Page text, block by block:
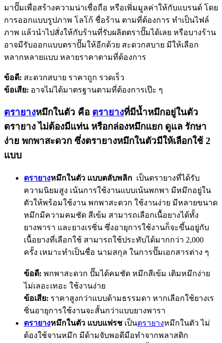
มาปั๊มเพื่อสร้างความน่าเชื่อถือ หรือเพิ่มมูลค่าให้กับแบรนด์ โดย
การออกแบบรูปภาพ โลโก้ ชื่อร้าน ตามที่ต้องการ ทำเป็นไฟล์
ภาพ แล้วนำไปสั่งให้กับร้านที่รับผลิตตราปั๊มได้เลย หรือบางร้าน
อาจมีรับออกแบบตราปั๊มให้อีกด้วย สะดวกสบาย มีให้เลือก
หลากหลายแบบ หลายราคาตามที่ต้องการ
ข้อดี: สะดวกสบาย ราคาถูก รวดเร็ว
ข้อเสีย: อาจไม่ได้มาตรฐานตามที่ต้องการเป๊ะ ๆ
ตรายางหมึกในตัว คือ ตรายางที่มีน้ำหมึกอยู่ในตัว
ตรายาง ไม่ต้องมีแท่น หรือกล่องหมึกแยก ดูแล รักษา
ง่าย พกพาสะดวก ซึ่งตรายางหมึกในตัวมีให้เลือกใช้ 2
แบบ
ตรายางหมึกในตัว แบบตลับพลิก เป็นตรายางที่ได้รับ
ความนิยมสูง เน้นการใช้งานแบบเน้นพกพา มีหมึกอยู่ใน
ตัวให้พร้อมใช้งาน พกพาสะดวก ใช้งานง่าย มีหลายขนาด
หมึกมีความคมชัด สีเข้ม สามารถเลือกเนื้อยางได้ทั้ง
ยางพารา และยางเรซิ่น ซึ่งอายุการใช้งานก็จะขึ้นอยู่กับ
เนื้อยางที่เลือกใช้ สามารถใช้ประทับได้มากกว่า 2,000
ครั้ง เหมาะทำเป็นชื่อ นามสกุล ในการปั๊มเอกสารต่าง ๆ
ข้อดี: พกพาสะดวก ปั๊มได้คมชัด หมึกสีเข้ม เติมหมึกง่าย
ไม่เลอะเทอะ ใช้งานง่าย
ข้อเสีย: ราคาสูงกว่าแบบด้ามธรรมดา หากเลือกใช้ยางเร
ซิ่นอายุการใช้งานจะสั้นกว่าแบบยางพารา
ตรายางหมึกในตัว แบบแฟรช เป็นตรายางหมึกในตัว ไม่
ต้องใช้จานหมึก มีด้ามจับพอดีมือทำจากพลาสติก